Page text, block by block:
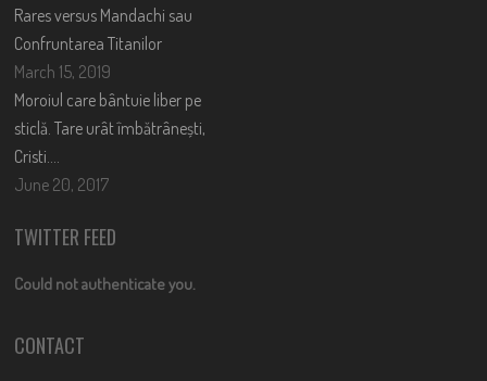
Rares versus Mandachi sau
Confruntarea Titanilor
March 15, 2019
Moroiul care bântuie liber pe
sticlă. Tare urât îmbătrânești,
Cristi….
June 20, 2017
TWITTER FEED
Could not authenticate you.
CONTACT